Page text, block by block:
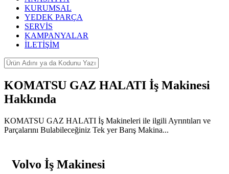
KURUMSAL
YEDEK PARÇA
SERVİS
KAMPANYALAR
İLETİŞİM
KOMATSU GAZ HALATI İş Makinesi
Hakkında
KOMATSU GAZ HALATI İş Makineleri ile ilgili Ayrıntıları ve
Parçalarını Bulabileceğiniz Tek yer Barış Makina...
Volvo İş Makinesi